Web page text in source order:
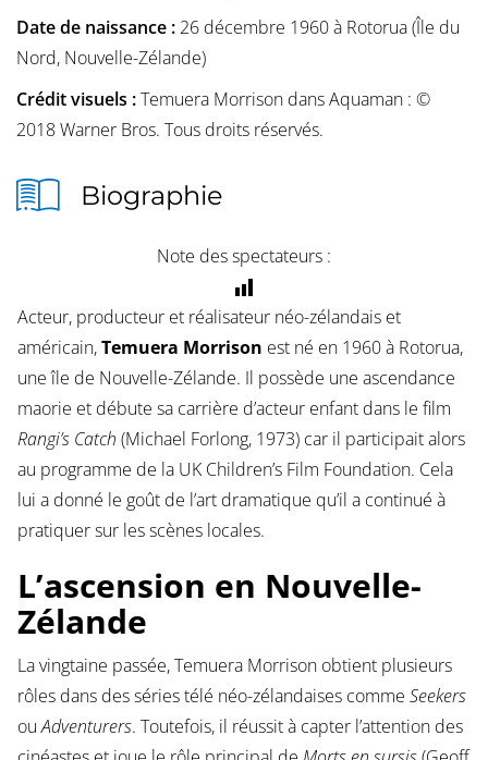
Date de naissance : 26 décembre 1960 à Rotorua (Île du
Nord, Nouvelle-Zélande)
Crédit visuels :Temuera Morrison dans Aquaman : ©
2018 Warner Bros. Tous droits réservés.
Biographie
Note des spectateurs :
Acteur, producteur et réalisateur néo-zélandais et
américain,Temuera Morrison est né en 1960 à Rotorua,
une île de Nouvelle-Zélande. Il possède une ascendance
maorie et débute sa carrière d’acteur enfant dans le film
Rangi’s Catch (Michael Forlong, 1973) car il participait alors
au programme de la UK Children’s Film Foundation. Cela
lui a donné le goût de l’art dramatique qu’il a continué à
pratiquer sur les scènes locales.
L’ascension en Nouvelle-
Zélande
La vingtaine passée, Temuera Morrison obtient plusieurs
rôles dans des séries télé néo-zélandaises comme Seekers
ouAdventurers. Toutefois, il réussit à capter l’attention des